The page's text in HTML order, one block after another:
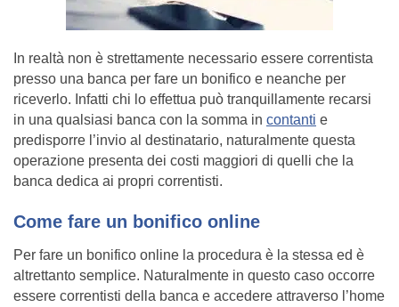
In realtà non è strettamente necessario essere correntista
presso una banca per fare un bonifico e neanche per
riceverlo. Infatti chi lo effettua può tranquillamente recarsi
in una qualsiasi banca con la somma in contanti e
predisporre l’invio al destinatario, naturalmente questa
operazione presenta dei costi maggiori di quelli che la
banca dedica ai propri correntisti.
Come fare un bonifico online
Per fare un bonifico online la procedura è la stessa ed è
altrettanto semplice. Naturalmente in questo caso occorre
essere correntisti della banca e accedere attraverso l’home